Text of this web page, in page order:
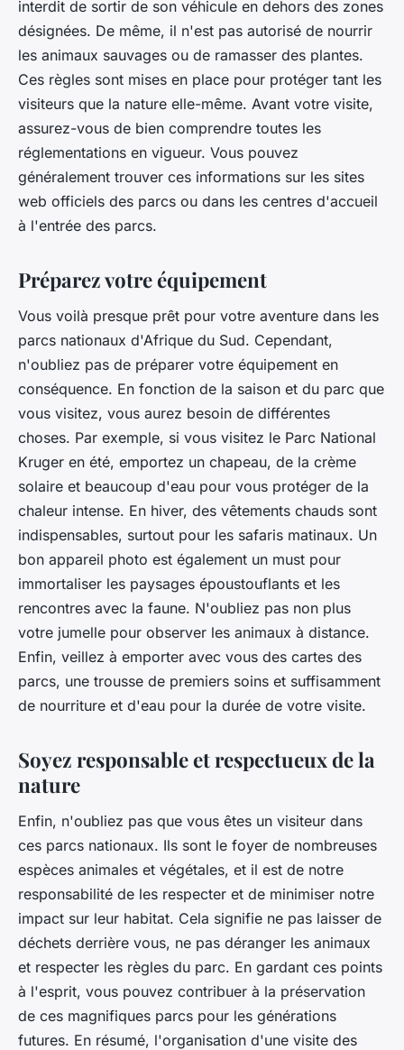
interdit de sortir de son véhicule en dehors des zones
désignées. De même, il n'est pas autorisé de nourrir
les animaux sauvages ou de ramasser des plantes.
Ces règles sont mises en place pour protéger tant les
visiteurs que la nature elle-même. Avant votre visite,
assurez-vous de bien comprendre toutes les
réglementations en vigueur. Vous pouvez
généralement trouver ces informations sur les sites
web officiels des parcs ou dans les centres d'accueil
à l'entrée des parcs.
Préparez votre équipement
Vous voilà presque prêt pour votre aventure dans les
parcs nationaux d'Afrique du Sud. Cependant,
n'oubliez pas de préparer votre équipement en
conséquence. En fonction de la saison et du parc que
vous visitez, vous aurez besoin de différentes
choses. Par exemple, si vous visitez le Parc National
Kruger en été, emportez un chapeau, de la crème
solaire et beaucoup d'eau pour vous protéger de la
chaleur intense. En hiver, des vêtements chauds sont
indispensables, surtout pour les safaris matinaux. Un
bon appareil photo est également un must pour
immortaliser les paysages époustouflants et les
rencontres avec la faune. N'oubliez pas non plus
votre jumelle pour observer les animaux à distance.
Enfin, veillez à emporter avec vous des cartes des
parcs, une trousse de premiers soins et suffisamment
de nourriture et d'eau pour la durée de votre visite.
Soyez responsable et respectueux de la
nature
Enfin, n'oubliez pas que vous êtes un visiteur dans
ces parcs nationaux. Ils sont le foyer de nombreuses
espèces animales et végétales, et il est de notre
responsabilité de les respecter et de minimiser notre
impact sur leur habitat. Cela signifie ne pas laisser de
déchets derrière vous, ne pas déranger les animaux
et respecter les règles du parc. En gardant ces points
à l'esprit, vous pouvez contribuer à la préservation
de ces magnifiques parcs pour les générations
futures. En résumé, l'organisation d'une visite des